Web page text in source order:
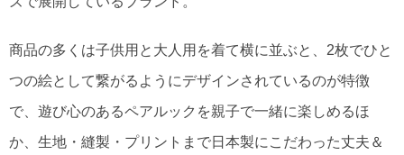
商品の多くは子供用と大人用を着て横に並ぶと、2枚でひと
つの絵として繋がるようにデザインされているのが特徴
で、遊び心のあるペアルックを親子で一緒に楽しめるほ
か、生地・縫製・プリントまで日本製にこだわった丈夫＆